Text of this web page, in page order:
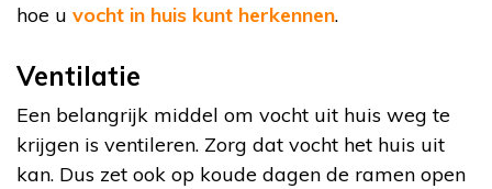
hoe u vocht in huis kunt herkennen.
Ventilatie
Een belangrijk middel om vocht uit huis weg te
krijgen is ventileren. Zorg dat vocht het huis uit
kan. Dus zet ook op koude dagen de ramen open